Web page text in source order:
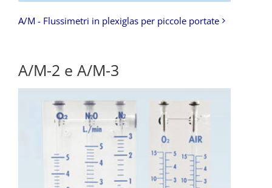
A/M - Flussimetri in plexiglas per piccole portate
A/M-2 e A/M-3